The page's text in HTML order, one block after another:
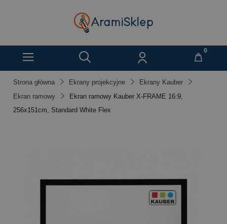
Strona główna Ekrany projekcyjne
Ekrany Kauber
Ekran ramowy
Ekran ramowy Kauber X-FRAME 16:9,
256x151cm, Standard White Flex